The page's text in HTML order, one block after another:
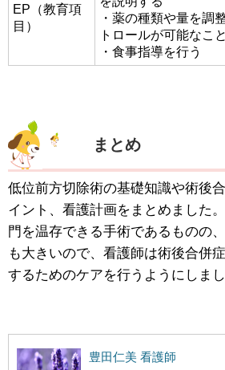
EP（教育項
目）
・薬の種類や量を調
トロールが可能なこ
・食事指導を行う
まとめ
低位前方切除術の基礎知識や術後
イント、看護計画をまとめました
門を温存できる手術であるものの
も大きいので、看護師は術後合併
するためのケアを行うようにしまし
豊田仁美 看護師